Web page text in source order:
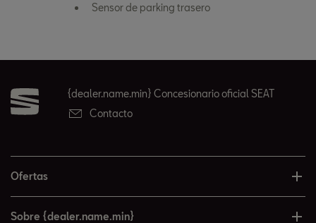
Sensor de parking trasero
{dealer.name.min} Concesionario oficial SEAT
Contacto
Ofertas
Sobre {dealer.name.min}